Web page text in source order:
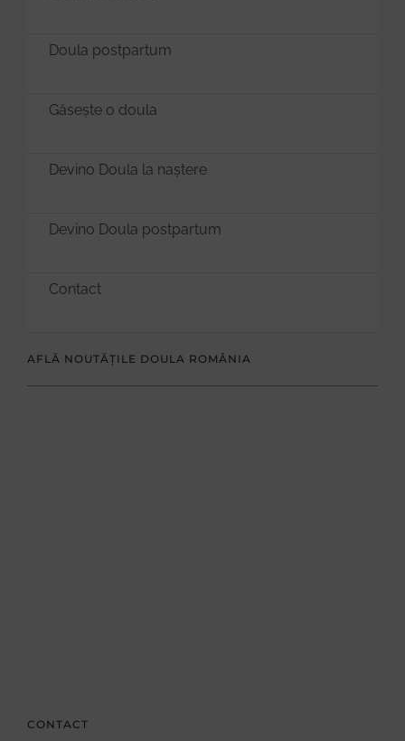
Doula postpartum
Găsește o doula
Devino Doula la naștere
Devino Doula postpartum
Contact
AFLĂ NOUTĂȚILE DOULA ROMÂNIA
CONTACT